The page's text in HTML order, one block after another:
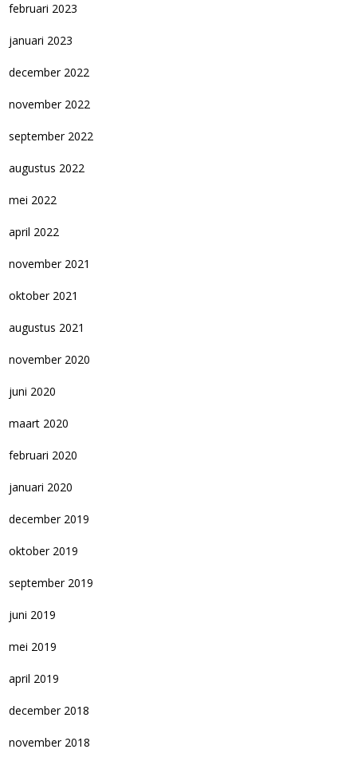
februari 2023
januari 2023
december 2022
november 2022
september 2022
augustus 2022
mei 2022
april 2022
november 2021
oktober 2021
augustus 2021
november 2020
juni 2020
maart 2020
februari 2020
januari 2020
december 2019
oktober 2019
september 2019
juni 2019
mei 2019
april 2019
december 2018
november 2018